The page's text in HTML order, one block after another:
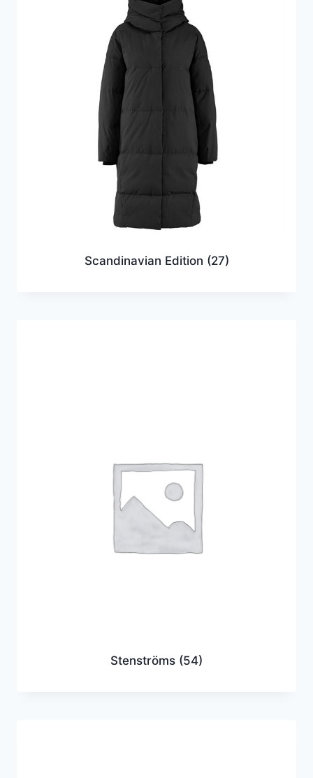
Scandinavian Edition (27)
Stenströms (54)